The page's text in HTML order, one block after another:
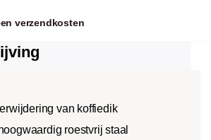
verzendkosten
van koffiedik
roestvrij staal